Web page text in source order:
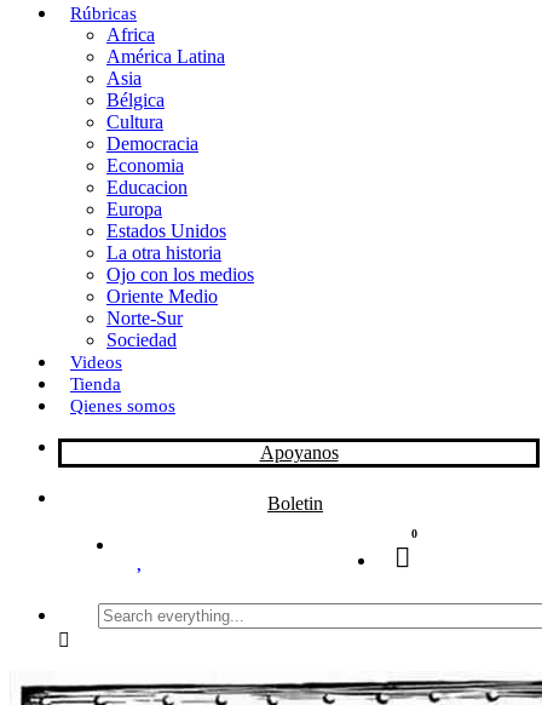
i
r
Rúbricas
Africa
América Latina
Asia
Bélgica
Cultura
Democracia
Economia
Educacion
Europa
Estados Unidos
La otra historia
Ojo con los medios
Oriente Medio
Norte-Sur
Sociedad
Videos
Tienda
Qienes somos
Apoyanos
Boletin
0
Search
everything...